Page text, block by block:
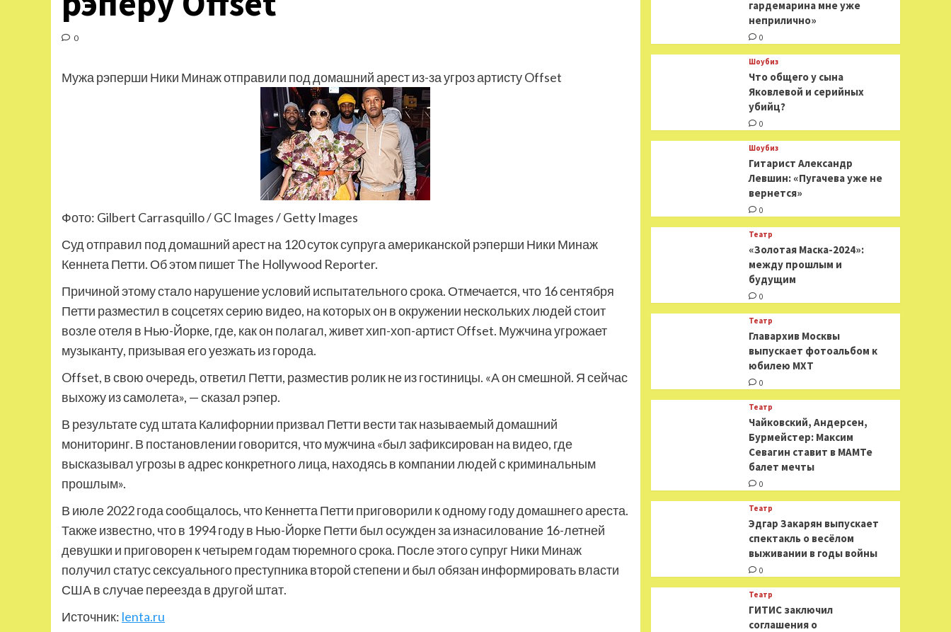
0
Мужа рэперши Ники Минаж отправили под домашний арест из-за угроз артисту Offset
Фото: Gilbert Carrasquillo / GC Images / Getty Images
Суд отправил под домашний арест на 120 суток супруга американской рэперши Ники Минаж
Кеннета Петти. Об этом пишет The Hollywood Reporter.
Причиной этому стало нарушение условий испытательного срока. Отмечается, что 16 сентября
Петти разместил в соцсетях серию видео, на которых он в окружении нескольких людей стоит
возле отеля в Нью-Йорке, где, как он полагал, живет хип-хоп-артист Offset. Мужчина угрожает
музыканту, призывая его уезжать из города.
Offset, в свою очередь, ответил Петти, разместив ролик не из гостиницы. «А он смешной. Я сейчас
выхожу из самолета», — сказал рэпер.
В результате суд штата Калифорнии призвал Петти вести так называемый домашний
мониторинг. В постановлении говорится, что мужчина «был зафиксирован на видео, где
высказывал угрозы в адрес конкретного лица, находясь в компании людей с криминальным
прошлым».
В июле 2022 года сообщалось, что Кеннетта Петти приговорили к одному году домашнего ареста.
Также известно, что в 1994 году в Нью-Йорке Петти был осужден за изнасилование 16-летней
девушки и приговорен к четырем годам тюремного срока. После этого супруг Ники Минаж
получил статус сексуального преступника второй степени и был обязан информировать власти
США в случае переезда в другой штат.
Источник: lenta.ru
гардемарина мне уже
неприлично»
0
Шоубиз
Что общего у сына
Яковлевой и серийных
убийц?
0
Шоубиз
Гитарист Александр
Левшин: «Пугачева уже не
вернется»
0
Театр
«Золотая Маска-2024»:
между прошлым и
будущим
0
Театр
​​Главархив Москвы
выпускает фотоальбом к
юбилею МХТ
0
Театр
​​Чайковский, Андерсен,
Бурмейстер: Максим
Севагин ставит в МАМТе
балет мечты
0
Театр
Эдгар Закарян выпускает
спектакль о весёлом
выживании в годы войны
0
Театр
ГИТИС заключил
соглашения о